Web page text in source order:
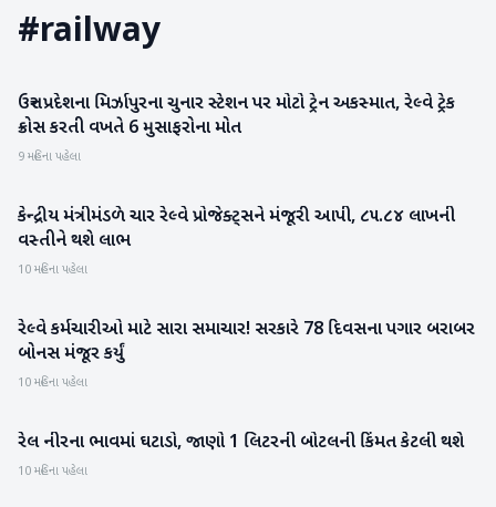
#railway
રાષ્ટ્રીય
ઉત્તર પ્રદેશના મિર્ઝાપુરના ચુનાર સ્ટેશન પર મોટો ટ્રેન અકસ્માત, રેલ્વે ટ્રેક
ક્રોસ કરતી વખતે 6 મુસાફરોના મોત
9 મહિના પહેલા
રાષ્ટ્રીય
કેન્દ્રીય મંત્રીમંડળે ચાર રેલ્વે પ્રોજેક્ટ્સને મંજૂરી આપી, ૮૫.૮૪ લાખની
વસ્તીને થશે લાભ
10 મહિના પહેલા
રાષ્ટ્રીય
રેલ્વે કર્મચારીઓ માટે સારા સમાચાર! સરકારે 78 દિવસના પગાર બરાબર
બોનસ મંજૂર કર્યું
10 મહિના પહેલા
રાષ્ટ્રીય
રેલ નીરના ભાવમાં ઘટાડો, જાણો 1 લિટરની બોટલની કિંમત કેટલી થશે
10 મહિના પહેલા